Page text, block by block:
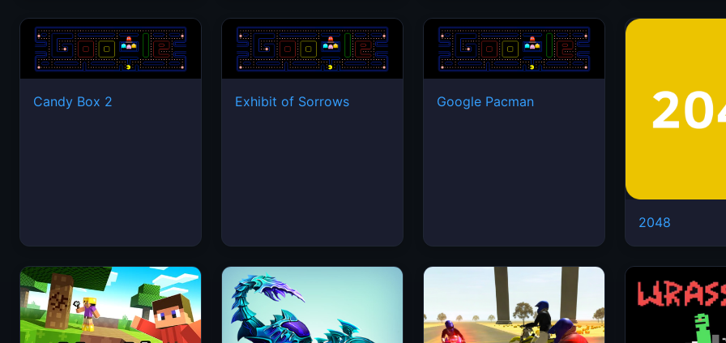
Candy Box 2 Exhibit of Sorrows Google Pacman
2048